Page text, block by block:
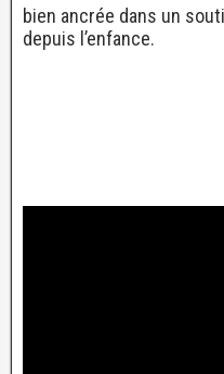
bien ancrée dans un
depuis l’enfance.